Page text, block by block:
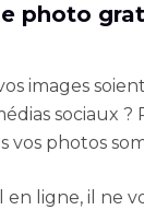
photo
images
sociaux
photos
en ligne, il ne